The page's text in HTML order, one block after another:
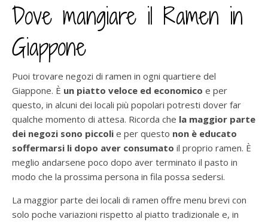
Dove mangiare il Ramen in
Giappone
Puoi trovare negozi di ramen in ogni quartiere del
Giappone. È un piatto veloce ed economico e per
questo, in alcuni dei locali più popolari potresti dover far
qualche momento di attesa. Ricorda che la maggior parte
dei negozi sono piccoli e per questo non è educato
soffermarsi li dopo aver consumato il proprio ramen. È
meglio andarsene poco dopo aver terminato il pasto in
modo che la prossima persona in fila possa sedersi.
La maggior parte dei locali di ramen offre menu brevi con
solo poche variazioni rispetto al piatto tradizionale e, in